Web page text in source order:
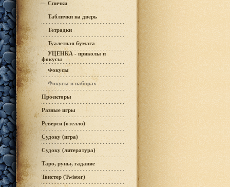
Спички
Таблички на дверь
Тетрадки
Туалетная бумага
УЦЕНКА - приколы и
фокусы
Фокусы
Фокусы в наборах
Проекторы
Разные игры
Реверси (отелло)
Судоку (игра)
Судоку (литература)
Таро, руны, гадание
Твистер (Twister)